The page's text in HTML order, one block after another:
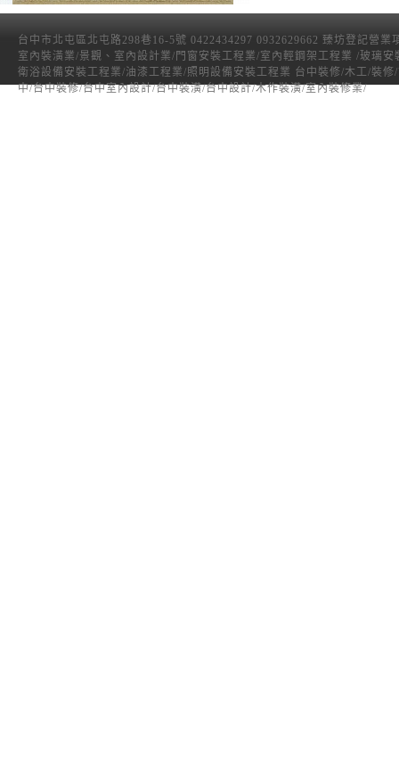
台中市北屯區北屯路298巷16-5號 0422434297 0932629662 臻坊登記營業
室內裝潢業/景觀、室內設計業/門窗安裝工程業/室內輕鋼架工程業 /玻璃安
衛浴設備安裝工程業/油漆工程業/照明設備安裝工程業 台中裝修/木工/裝修
中/台中裝修/台中室內設計/台中裝潢/台中設計/木作裝潢/室內裝修業/